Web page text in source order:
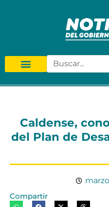
Caldense,
del Plan de
Compartir